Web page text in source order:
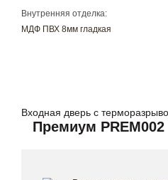
Внутренняя отделка:
МДФ ПВХ 8мм гладкая
Входная дверь с
Премиум PREM002